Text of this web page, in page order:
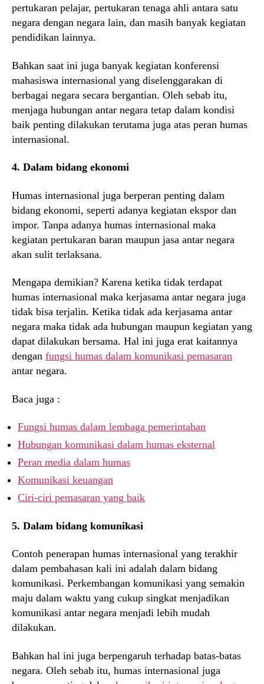
pertukaran pelajar, pertukaran tenaga ahli antara satu
negara dengan negara lain, dan masih banyak kegiatan
pendidikan lainnya.
Bahkan saat ini juga banyak kegiatan konferensi
mahasiswa internasional yang diselenggarakan di
berbagai negara secara bergantian. Oleh sebab itu,
menjaga hubungan antar negara tetap dalam kondisi
baik penting dilakukan terutama juga atas peran humas
internasional.
4. Dalam bidang ekonomi
Humas internasional juga berperan penting dalam
bidang ekonomi, seperti adanya kegiatan ekspor dan
impor. Tanpa adanya humas internasional maka
kegiatan pertukaran baran maupun jasa antar negara
akan sulit terlaksana.
Mengapa demikian? Karena ketika tidak terdapat
humas internasional maka kerjasama antar negara juga
tidak bisa terjalin. Ketika tidak ada kerjasama antar
negara maka tidak ada hubungan maupun kegiatan yang
dapat dilakukan bersama. Hal ini juga erat kaitannya
dengan fungsi humas dalam komunikasi pemasaran
antar negara.
Baca juga :
Fungsi humas dalam lembaga pemerintahan
Hubungan komunikasi dalam humas eksternal
Peran media dalam humas
Komunikasi keuangan
Ciri-ciri pemasaran yang baik
5. Dalam bidang komunikasi
Contoh penerapan humas internasional yang terakhir
dalam pembahasan kali ini adalah dalam bidang
komunikasi. Perkembangan komunikasi yang semakin
maju dalam waktu yang cukup singkat menjadikan
komunikasi antar negara menjadi lebih mudah
dilakukan.
Bahkan hal ini juga berpengaruh terhadap batas-batas
negara. Oleh sebab itu, humas internasional juga